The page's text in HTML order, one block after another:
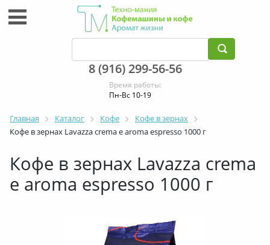
8 (916) 299-56-56
Время работы:
Пн-Вс 10-19
Главная Каталог Кофе
Кофе в зернах
Кофе в зернах Lavazza crema e aroma espresso 1000 г
Кофе в зернах Lavazza crema
e aroma espresso 1000 г